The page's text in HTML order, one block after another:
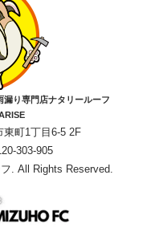
漏り専門店ナタリールーフ
東町1丁目6-5 2F
303-905
. All Rights Reserved.